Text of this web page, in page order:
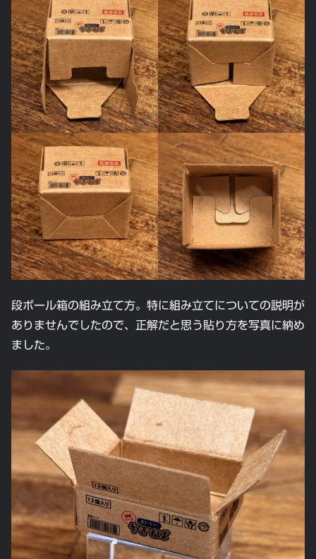
段ボール箱の組み立て方。特に組み立てについての説明が
ありませんでしたので、正解だと思う貼り方を写真に納め
ました。